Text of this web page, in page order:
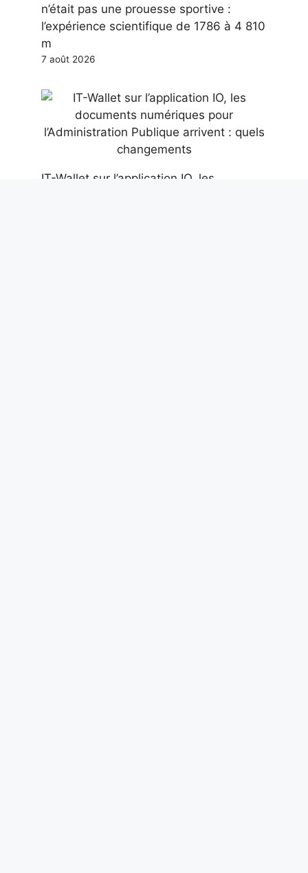
n’était pas une prouesse sportive :
l’expérience scientifique de 1786 à 4 810
m
7 août 2026
IT-Wallet sur l’application IO, les